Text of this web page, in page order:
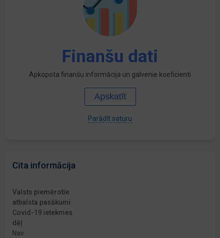
Finanšu dati
Apkopota finanšu informācija un galvenie koeficienti
Apskatīt
Parādīt saturu
Cita informācija
Valsts piemērotie
atbalsta pasākumi
Covid-19 ietekmes
dēļ
Nav